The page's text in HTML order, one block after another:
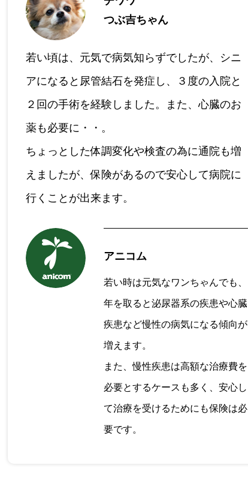
つぶ吉ちゃん
若い頃は、元気で病気知らずでしたが、シニ
アになると尿管結石を発症し、３度の入院と
２回の手術を経験しました。また、心臓のお
薬も必要に・・。
ちょっとした体調変化や検査の為に通院も増
えましたが、保険があるので安心して病院に
行くことが出来ます。
アニコム
若い時は元気なワンちゃんでも、
年を取ると泌尿器系の疾患や心臓
疾患など慢性の病気になる傾向が
増えます。
また、慢性疾患は高額な治療費を
必要とするケースも多く、安心し
て治療を受けるためにも保険は必
要です。